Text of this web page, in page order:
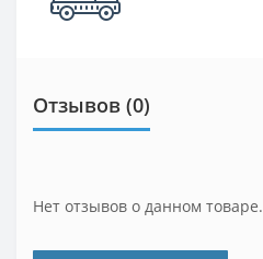
Отзывов (0)
Нет отзывов о данном товаре.